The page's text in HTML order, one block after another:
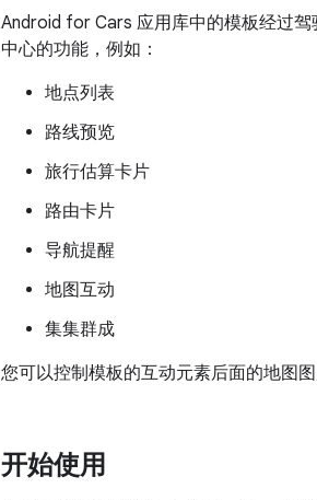
Android for Cars 应用库中的模板经过
中心的功能，例如：
地点列表
路线预览
旅行估算卡片
路由卡片
导航提醒
地图互动
集集群成
您可以控制模板的互动元素后面的地图图
开始使用